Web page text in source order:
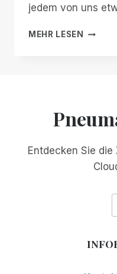
jedem von uns
MEHR LESEN
ESSEN
Entdecken Sie